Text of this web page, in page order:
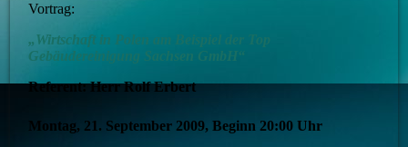
Vortrag:
„Wirtschaft in Polen am Beispiel der Top
Gebäudereinigung Sachsen GmbH“
Referent: Herr Rolf Erbert
Montag, 21. September 2009, Beginn 20:00 Uhr